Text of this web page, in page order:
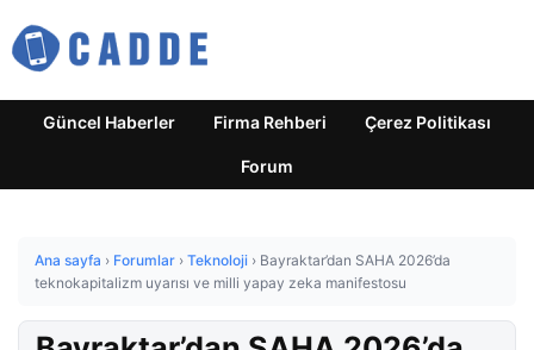
Güncel Haberler Firma Rehberi Çerez Politikası
Forum
Ana sayfa › Forumlar › Teknoloji › Bayraktar’dan SAHA 2026’da
teknokapitalizm uyarısı ve milli yapay zeka manifestosu